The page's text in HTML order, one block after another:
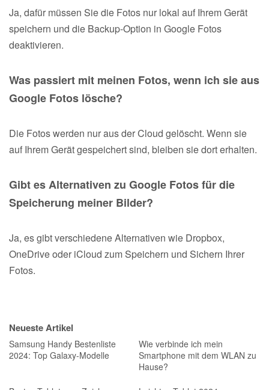
Ja, dafür müssen Sie die Fotos nur lokal auf Ihrem Gerät
speichern und die Backup-Option in Google Fotos
deaktivieren.
Was passiert mit meinen Fotos, wenn ich sie aus
Google Fotos lösche?
Die Fotos werden nur aus der Cloud gelöscht. Wenn sie
auf Ihrem Gerät gespeichert sind, bleiben sie dort erhalten.
Gibt es Alternativen zu Google Fotos für die
Speicherung meiner Bilder?
Ja, es gibt verschiedene Alternativen wie Dropbox,
OneDrive oder iCloud zum Speichern und Sichern Ihrer
Fotos.
Neueste Artikel
Samsung Handy Bestenliste
2024: Top Galaxy-Modelle
Wie verbinde ich mein
Smartphone mit dem WLAN zu
Hause?